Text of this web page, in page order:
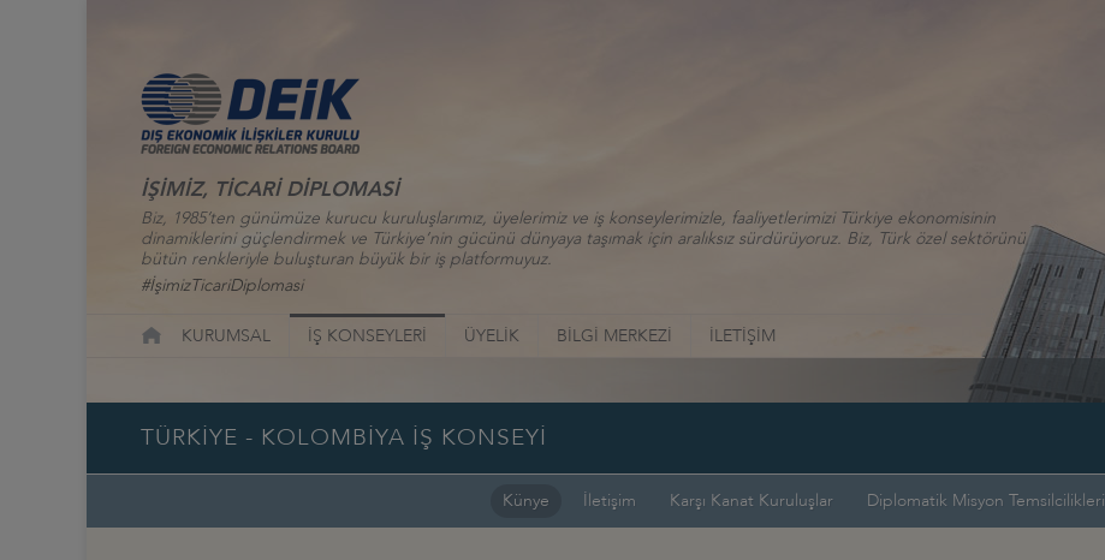
İŞİMİZ, TİCARİ DİPLOMASİ
Biz, 1985’ten günümüze kurucu kuruluşlarımız, üyelerimiz ve iş konseylerimizle, faaliyetlerimizi Türkiye ekonomisinin
dinamiklerini güçlendirmek ve Türkiye’nin gücünü dünyaya taşımak için aralıksız sürdürüyoruz. Biz, Türk özel sektörünü
bütün renkleriyle buluşturan büyük bir iş platformuyuz.
#İşimizTicariDiplomasi
KURUMSAL İŞ KONSEYLERİ ÜYELİK BİLGİ MERKEZİ İLETİŞİM
TÜRKİYE - KOLOMBİYA İŞ KONSEYİ
Künye İletişim Karşı Kanat Kuruluşlar Diplomatik Misyon Temsilcilikleri